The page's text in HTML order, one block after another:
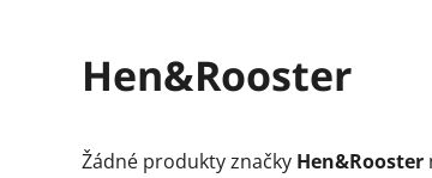
Hen&Rooster
Žádné produkty značky Hen&Rooster